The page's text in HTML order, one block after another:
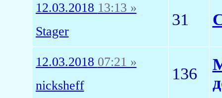
12.03.2018 13:13 »
Stager
31
12.03.2018 07:21 »
nicksheff
136